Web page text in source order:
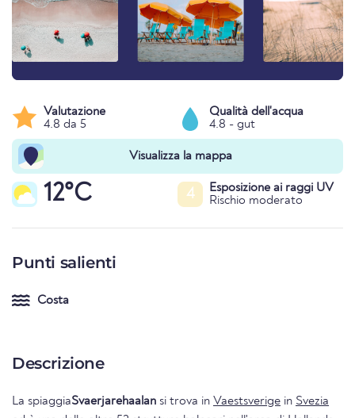
Valutazione
4.8 da 5
Qualità dell'acqua
4.8 - gut
Visualizza la mappa
12°C 4
Esposizione ai raggi UV
Rischio moderato
Punti salienti
Costa
Descrizione
La spiaggiaSvaerjarehaalan si trova in Vaestsverige in Svezia